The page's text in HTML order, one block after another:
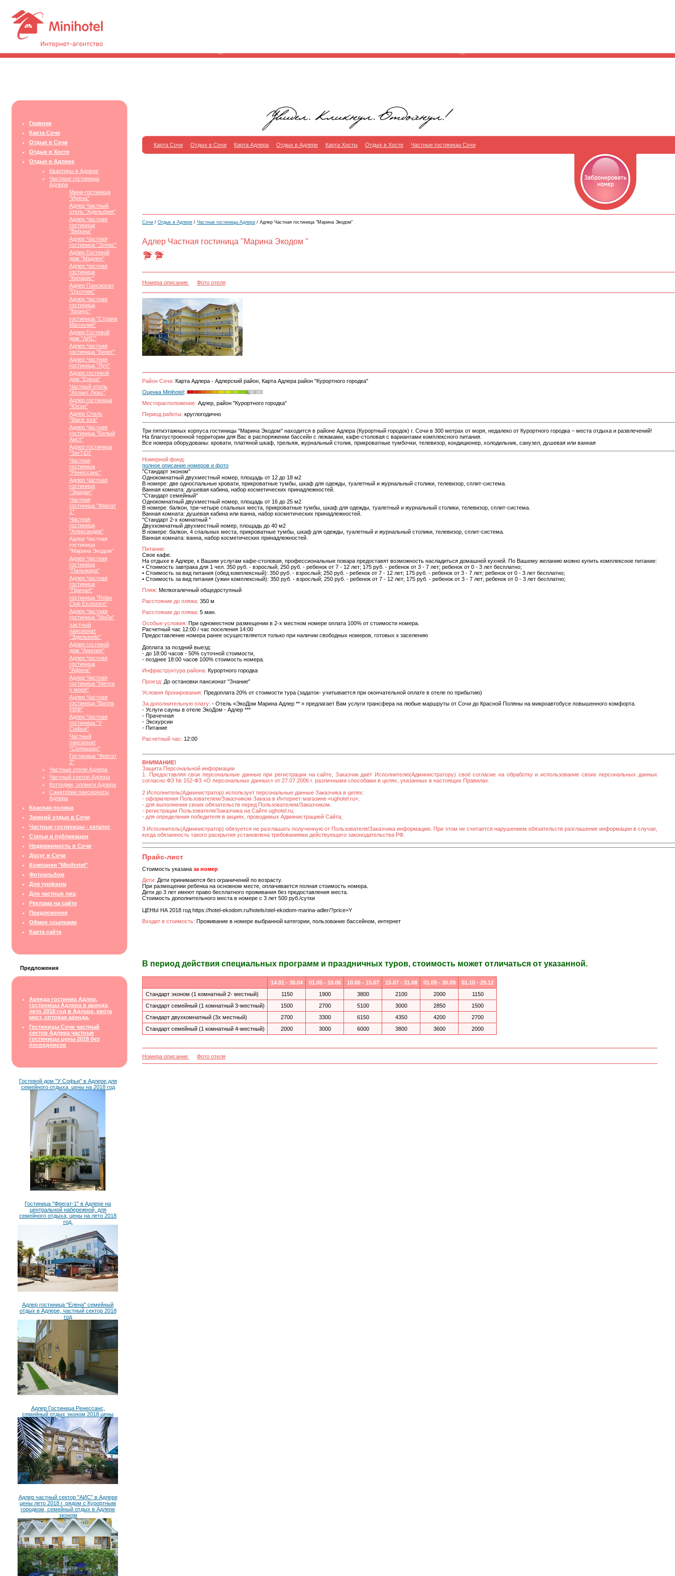
Главная
Карта Сочи
Отдых в Сочи
Отдых в Хосте
Отдых в Адлере
Квартиры в Адлере
Частные гостиницы
Адлера
Мини-гостиница
"Ирена"
Адлер Частный
отель "Адельфия"
Адлер Частная
гостиница
"Верона"
Адлер Частная
гостиница "Эллас"
Адлер Гостевой
дом "Мадлен"
Адлер Частная
гостиница
"Кипарис"
Адлер Пансионат
"Охотник"
Адлер Частная
гостиница
"Крокус"
гостиница "Страна
Магнолий"
Адлер Гостевой
дом "АИС"
Адлер Частная
гостиница "Берег"
Адлер Частная
гостиница "Луч"
Адлер гостевой
дом "Елена"
Частный отель
"Атлант Люкс"
Адлер гостиница
"Юсон"
Адлер Отель
"Black sea"
Адлер Частная
гостиница "Белый
Аист"
Адлер гостиница
"SerTiDi"
Частная
гостиница
"Ренессанс"
Адлер Частная
гостиница
"Эридан"
Частная
гостиница "Фрегат
1"
Частная
гостиница
"Александра"
Адлер Частная
гостиница
"Марина Экодом"
Адлер Частная
гостиница
"Пальмира"
Адлер Частная
гостиница
"Причал"
гостиница "Relax
Club Exclusive"
Адлер Частная
гостиница "МиЛи"
частный
пансионат
"Эдельвейс"
Адлер гостевой
дом "Амелия"
Адлер Частная
гостиница
"Афина"
Адлер Частная
гостиница "Мечта
у моря"
Адлер Частная
гостиница "Вилла
РИФ"
Адлер Частная
гостиница "У
Софьи"
Частный
пансионат
"Солнышко"
Гостиница "Фрегат
2"
Частные отели Адлера
Частный сектор Адлера
Коттеджи, эллинги Адлера
Санатории пансионаты
Адлера
Красная поляна
Зимний отдых в Сочи
Частные гостиницы - каталог
Статьи и публикации
Недвижимость в Сочи
Досуг в Сочи
Компания "Minihotel"
Фотоальбом
Для турфирм
Для частных лиц
Реклама на сайте
Предложения
Обмен ссылками
Карта сайта
Предложения
Аренда гостиниц Адлер,
гостиницы Адлера в аренду,
лето 2018 год в Адлере, квота
мест, оптовая аренда,
Гостиницы Сочи частный
сектор Адлера частные
гостиницы цены 2018 без
посредников
Гостевой дом "У Софьи" в Адлере для
семейного отдыха, цены на 2018 год
Гостиница "Фрегат-1" в Адлере на
центральной набережной, для
семейного отдыха, цены на лето 2018
год.
Адлер гостиница "Елена" семейный
отдых в Адлере, частный сектор 2018
год
Адлер Гостиница Ренессанс,
семейный отдых эконом 2018 цены
Адлер частный сектор "АИС" в Адлере
цены лето 2018 г, рядом с Курортным
городком, семейный отдых в Адлере
эконом
Карта Сочи Отдых в Сочи Карта Адлера Отдых в Адлере Карта Хосты Отдых в Хосте Частные гостиницы Сочи
Сочи / Отдых в Адлере / Частные гостиницы Адлера / Адлер Частная гостиница "Марина Экодом"
Адлер Частная гостиница "Марина Экодом "
Номера описание Фото отеля
Район Сочи: Карта Адлера - Адлерский район, Карта Адлера район "Курортного городка"
Оценка Minihotel:
Месторасположение: Адлер, район "Курортного городка"
Период работы: круглогодично
Три пятиэтажных корпуса гостиницы "Марина Экодом" находится в районе Адлера (Курортный городок) г. Сочи в 300 метрах от моря, недалеко от Курортного городка – места отдыха и развлечений!
На благоустроенной территории для Вас в распоряжении бассейн с лежаками, кафе-столовая с вариантами комплексного питания.
Все номера оборудованы: кровати, платяной шкаф, трельяж, журнальный столик, прикроватные тумбочки, телевизор, кондиционер, холодильник, санузел, душевая или ванная
Номерной фонд:
полное описание номеров и фото
"Стандарт эконом"
Однокомнатный двухместный номер, площадь от 12 до 18 м2
В номере: две односпальные кровати, прикроватные тумбы, шкаф для одежды, туалетный и журнальный столики, телевизор, сплит-система.
Ванная комната: душевая кабина, набор косметических принадлежностей.
"Стандарт семейный"
Однокомнатный двухместный номер, площадь от 16 до 25 м2
В номере: балкон, три-четыре спальных места, прикроватные тумбы, шкаф для одежды, туалетный и журнальный столики, телевизор, сплит-система.
Ванная комната: душевая кабина или ванна, набор косметических принадлежностей.
"Стандарт 2-х комнатный "
Двухкомнатный двухместный номер, площадь до 40 м2
В номере: балкон, 4 спальных места, прикроватные тумбы, шкаф для одежды, туалетный и журнальный столики, телевизор, сплит-система.
Ванная комната: ванна, набор косметических принадлежностей.
Питание:
Свое кафе.
На отдыхе в Адлере, к Вашим услугам кафе-столовая, профессиональные повара предоставят возможность насладиться домашней кухней. По Вашему желанию можно купить комплексное питание:
• Стоимость завтрака для 1 чел. 350 руб. - взрослый; 250 руб. - ребенок от 7 - 12 лет; 175 руб. - ребенок от 3 - 7 лет; ребенок от 0 - 3 лет бесплатно;
• Стоимость за вид питания (обед комплексный): 350 руб. - взрослый; 250 руб. - ребенок от 7 - 12 лет; 175 руб. - ребенок от 3 - 7 лет; ребенок от 0 - 3 лет бесплатно;
• Стоимость за вид питания (ужин комплексный): 350 руб. - взрослый; 250 руб. - ребенок от 7 - 12 лет; 175 руб. - ребенок от 3 - 7 лет; ребенок от 0 - 3 лет бесплатно;
Пляж: Мелкогалечный общедоступный
Расстояние до пляжа: 350 м
Расстояние до пляжа: 5 мин.
Особые условия: При одноместном размещении в 2-х местном номере оплата 100% от стоимости номера.
Расчетный час 12:00 / час поселения 14:00
Предоставление номера ранее осуществляется только при наличии свободных номеров, готовых к заселению
Доплата за поздний выезд:
- до 18:00 часов - 50% суточной стоимости,
- позднее 18:00 часов 100% стоимость номера.
Инфраструктура района: Курортного городка
Проезд: До остановки пансионат "Знание"
Условия бронирования: Предоплата 20% от стоимости тура (задаток- учитывается при окончательной оплате в отеле по прибытию)
За дополнительную плату: - Отель «ЭкоДом Марина Адлер ** » предлагает Вам услуги трансфера на любые маршруты от Сочи до Красной Поляны на микроавтобусе повышенного комфорта.
- Услуги сауны в отеле ЭкоДом - Адлер ***
- Прачечная
- Экскурсии
- Питание
Расчетный час: 12:00
ВНИМАНИЕ!
Защита Персональной информации
1. Предоставляя свои персональные данные при регистрации на сайте, Заказчик даёт Исполнителю(Администратору) своё согласие на обработку и использование своих персональных данных
согласно ФЗ № 152-ФЗ «О персональных данных» от 27.07.2006 г. различными способами в целях, указанных в настоящих Правилах.
2 Исполнитель(Администратор) использует персональные данные Заказчика в целях:
- оформления Пользователем/Заказчиком Заказа в Интернет-магазине «ughotel.ru»;
- для выполнения своих обязательств перед Пользователем/Заказчиком.
- регистрации Пользователя/Заказчика на Сайте ughotel.ru;
- для определения победителя в акциях, проводимых Администрацией Сайта;
3 Исполнитель(Администратор) обязуется не разглашать полученную от Пользователя/Заказчика информацию. При этом не считается нарушением обязательств разглашение информации в случае,
когда обязанность такого раскрытия установлена требованиями действующего законодательства РФ.
Прайс-лист
Стоимость указана за номер
Дети: Дети принимаются без ограничений по возрасту.
При размещении ребенка на основном месте, оплачивается полная стоимость номера.
Дети до 3 лет имеют право бесплатного проживания без предоставления места.
Стоимость дополнительного места в номере с 3 лет 500 руб./сутки
ЦЕНЫ НА 2018 год https://hotel-ekodom.ru/hotels/otel-ekodom-marina-adler/?price=Y
Входит в стоимость: Проживание в номере выбранной категории, пользование бассейном, интернет
В период действия специальных программ и праздничных туров, стоимость может отличаться от указанной.
14.01 - 30.04 01.05 - 10.06 10.06 - 15.07 15.07 - 31.08 01.09 - 30.09
01.10 - 29.12
Стандарт эконом (1 комнатный 2- местный)
1150 1900 3800 2100 2000
1150
Стандарт семейный (1 комнатный 3-местный)
1500 2700 5100 3000 2850
1500
Стандарт двухкомнатный (3х местный)
2700 3300 6150 4350 4200
2700
Стандарт семейный (1 комнатный 4-местный)
2000 3000 6000 3800 3600 2000
Номера описание Фото отеля